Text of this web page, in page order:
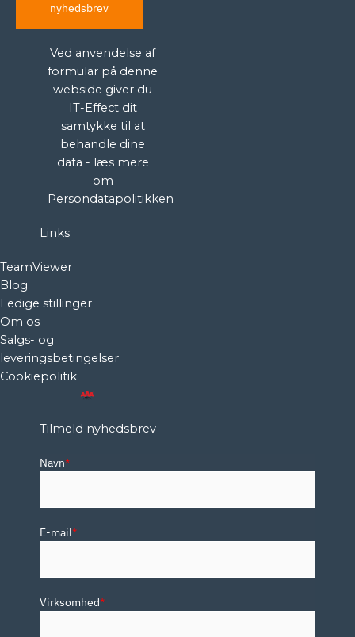
nyhedsbrev
Ved anvendelse af
formular på denne
webside giver du
IT-Effect dit
samtykke til at
behandle dine
data - læs mere
om
Persondatapolitikken
Links
TeamViewer
Blog
Ledige stillinger
Om os
Salgs- og
leveringsbetingelser
Cookiepolitik
Tilmeld nyhedsbrev
Navn*
E-mail*
Virksomhed*